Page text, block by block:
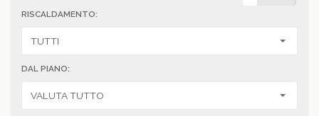
RISCALDAMENTO:
DAL PIANO: